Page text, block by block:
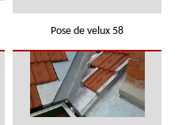
Pose de velux 58